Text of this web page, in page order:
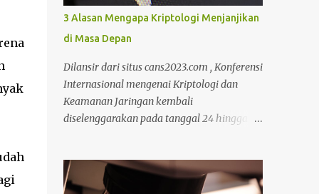
3 Alasan Mengapa Kriptologi Menjanjikan
di Masa Depan
Dilansir dari situs cans2023.com , Konferensi
Internasional mengenai Kriptologi dan
Keamanan Jaringan kembali
diselenggarakan pada tanggal 24 hingga 27
tersebut, Anda bisa mencari informasi lebih
lanjut pada situs tersebut. Bicara mengenai